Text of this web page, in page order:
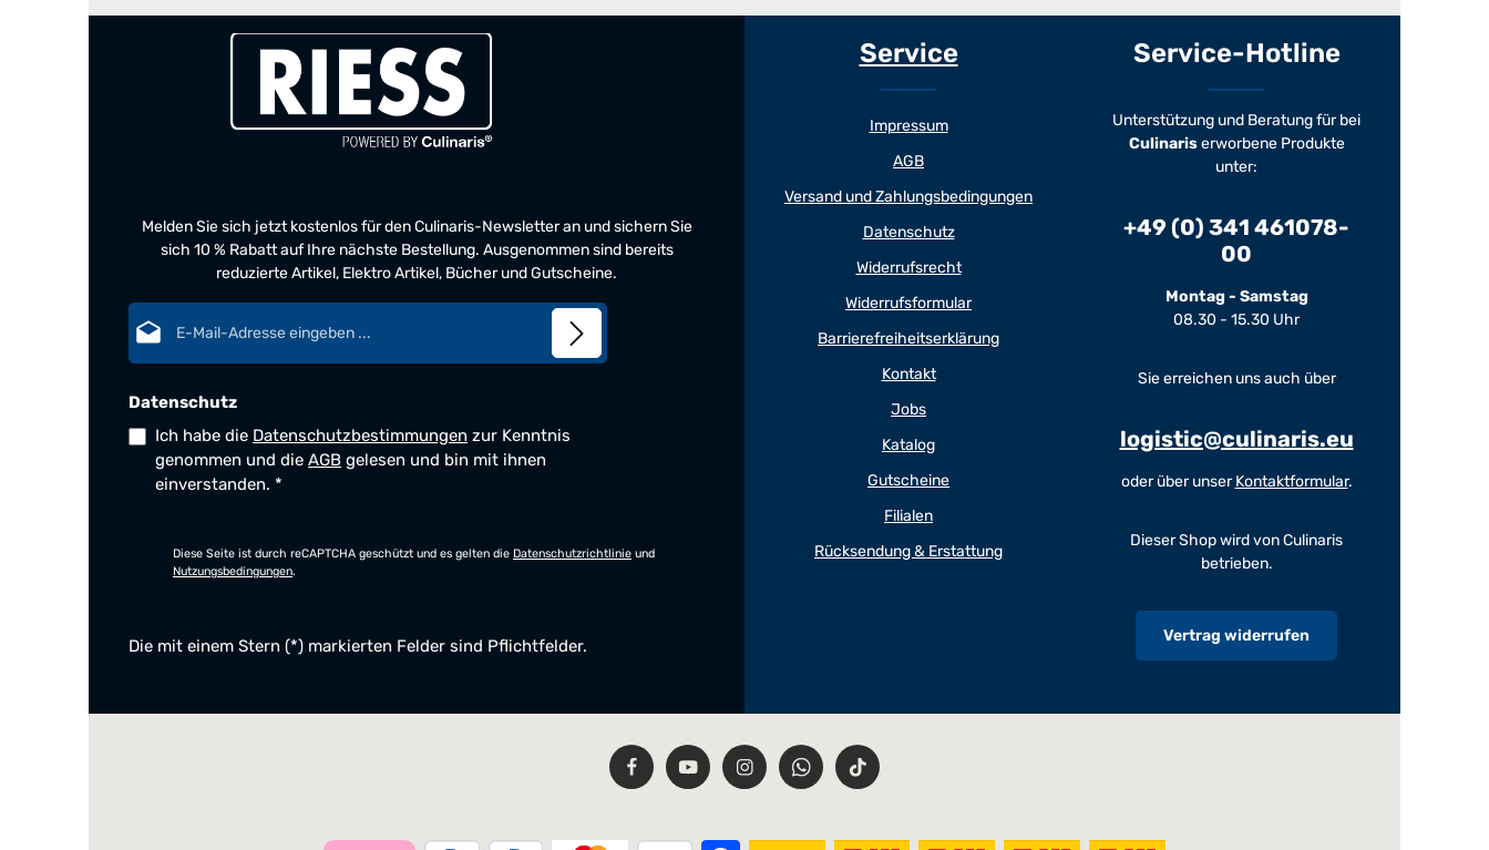
Melden Sie sich jetzt kostenlos für den Culinaris-Newsletter an und sichern Sie
sich 10 % Rabatt auf Ihre nächste Bestellung. Ausgenommen sind bereits
reduzierte Artikel, Elektro Artikel, Bücher und Gutscheine.
Datenschutz
Ich habe die Datenschutzbestimmungen zur Kenntnis
genommen und die AGB gelesen und bin mit ihnen
einverstanden. *
Diese Seite ist durch reCAPTCHA geschützt und es gelten die Datenschutzrichtlinie und
Nutzungsbedingungen.
Die mit einem Stern (*) markierten Felder sind Pflichtfelder.
Service
Impressum
AGB
Versand und Zahlungsbedingungen
Datenschutz
Widerrufsrecht
Widerrufsformular
Barrierefreiheitserklärung
Kontakt
Jobs
Katalog
Gutscheine
Filialen
Rücksendung & Erstattung
Service-Hotline
Unterstützung und Beratung für bei
Culinariserworbene Produkte
unter:
+49 (0) 341 461078-
00
Montag - Samstag
08.30 - 15.30 Uhr
Sie erreichen uns auch über
logistic@culinaris.eu
oder über unserKontaktformular.
Dieser Shop wird von Culinaris
betrieben.
Vertrag widerrufen